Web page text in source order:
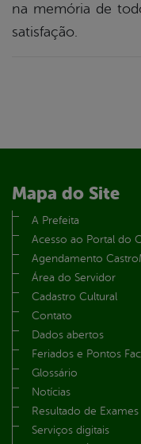
na memória de
satisfação.
Mapa do Site
A Prefeita
Acesso ao Portal do
Agendamento
Área do Servidor
Cadastro Cultural
Contato
Dados abertos
Feriados e Pontos
Glossário
Notícias
Resultado de Exames
Serviços digitais